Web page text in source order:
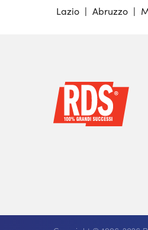
Lazio | Abruzzo |